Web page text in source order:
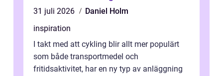
31 juli 2026
Daniel Holm
inspiration
I takt med att cykling blir allt mer populärt
som både transportmedel och
fritidsaktivitet, har en ny typ av anläggning